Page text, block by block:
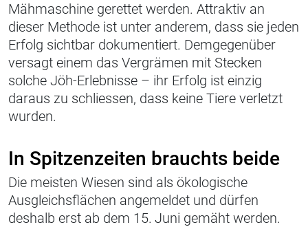
Mähmaschine gerettet werden. Attraktiv an
dieser Methode ist unter anderem, dass sie jeden
Erfolg sichtbar dokumentiert. Demgegenüber
versagt einem das Vergrämen mit Stecken
solche Jöh-Erlebnisse – ihr Erfolg ist einzig
daraus zu schliessen, dass keine Tiere verletzt
wurden.
In Spitzenzeiten brauchts beide
Die meisten Wiesen sind als ökologische
Ausgleichsflächen angemeldet und dürfen
deshalb erst ab dem 15. Juni gemäht werden.